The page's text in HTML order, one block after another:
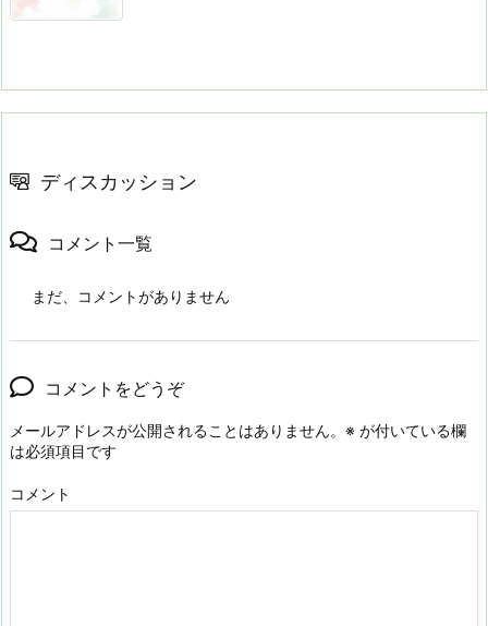
ディスカッション
コメント一覧
まだ、コメントがありません
コメントをどうぞ
メールアドレスが公開されることはありません。 ※ が付いている欄
は必須項目です
コメント